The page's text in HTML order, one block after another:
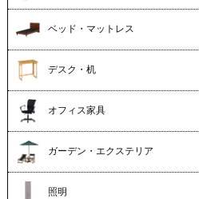
ベッド・マットレス
デスク・机
オフィス家具
ガーデン・エクステリア
照明